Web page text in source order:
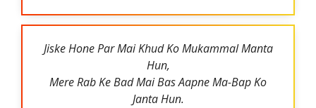
Jiske Hone Par Mai Khud Ko Mukammal Manta
Hun,
Mere Rab Ke Bad Mai Bas Aapne Ma-Bap Ko
Janta Hun.